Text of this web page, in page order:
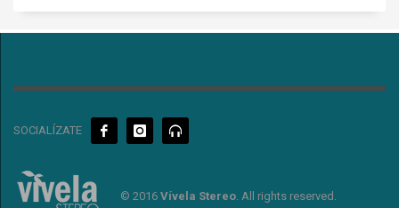
SOCIALÍZATE
© 2016 Vívela Stereo . All rights reserved.